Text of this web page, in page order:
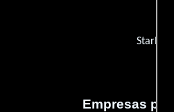
Starlight
Empresas